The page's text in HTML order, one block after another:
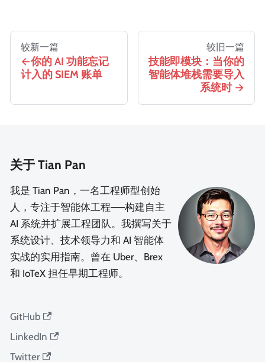
较新一篇
你的 AI 功能忘记
计入的 SIEM 账单
较旧一篇
技能即模块：当你的
智能体堆栈需要导入
系统时
关于 Tian Pan
我是 Tian Pan，一名工程师型创始
人，专注于智能体工程——构建自主
AI 系统并扩展工程团队。我撰写关于
系统设计、技术领导力和 AI 智能体
实战的实用指南。曾在 Uber、Brex
和 IoTeX 担任早期工程师。
GitHub
LinkedIn
Twitter